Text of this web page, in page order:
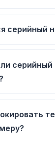
серийный
серийный